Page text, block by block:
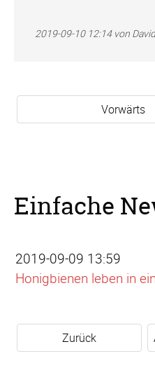
2019-09-10 12:14von
Vorwärts
Einfache
2019-09-09 13:59
Honigbienen leben in
Zurück